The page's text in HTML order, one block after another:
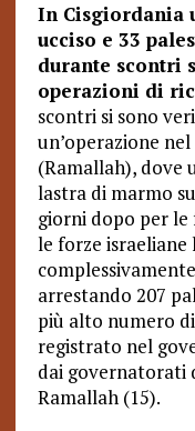
In Cisgiordania
ucciso e 33
durante scontri
operazioni di
scontri si sono
un’operazione
(Ramallah), dove
lastra di marmo
giorni dopo per
le forze
arrestando 207
più alto numero
registrato nel
dai governatorati
Ramallah (15).